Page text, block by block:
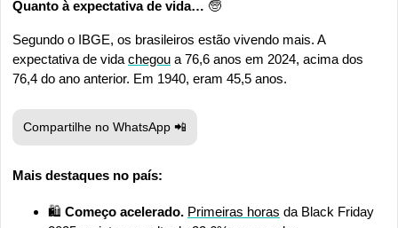
Quanto à expectativa de vida… 🧓
Segundo o IBGE, os brasileiros estão vivendo mais. A
expectativa de vida chegou a 76,6 anos em 2024, acima dos
76,4 do ano anterior. Em 1940, eram 45,5 anos.
Compartilhe no WhatsApp 📲
Mais destaques no país:
🛍️ Começo acelerado. Primeiras horas da Black Friday